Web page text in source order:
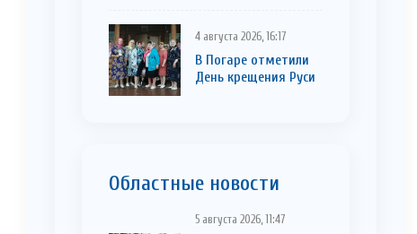
4 августа 2026, 16:17
В Погаре отметили
День крещения Руси
Областные новости
5 августа 2026, 11:47